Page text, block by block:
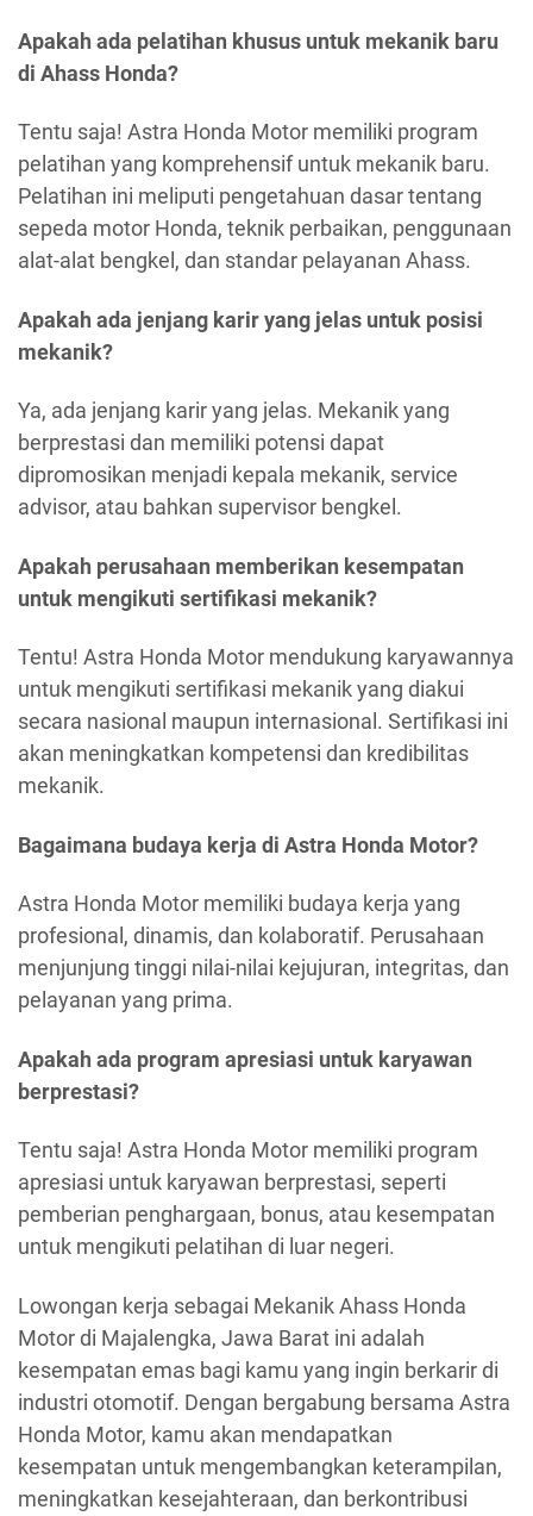
Apakah ada pelatihan khusus untuk mekanik baru
di Ahass Honda?
Tentu saja! Astra Honda Motor memiliki program
pelatihan yang komprehensif untuk mekanik baru.
Pelatihan ini meliputi pengetahuan dasar tentang
sepeda motor Honda, teknik perbaikan, penggunaan
alat-alat bengkel, dan standar pelayanan Ahass.
Apakah ada jenjang karir yang jelas untuk posisi
mekanik?
Ya, ada jenjang karir yang jelas. Mekanik yang
berprestasi dan memiliki potensi dapat
dipromosikan menjadi kepala mekanik, service
advisor, atau bahkan supervisor bengkel.
Apakah perusahaan memberikan kesempatan
untuk mengikuti sertifikasi mekanik?
Tentu! Astra Honda Motor mendukung karyawannya
untuk mengikuti sertifikasi mekanik yang diakui
secara nasional maupun internasional. Sertifikasi ini
akan meningkatkan kompetensi dan kredibilitas
mekanik.
Bagaimana budaya kerja di Astra Honda Motor?
Astra Honda Motor memiliki budaya kerja yang
profesional, dinamis, dan kolaboratif. Perusahaan
menjunjung tinggi nilai-nilai kejujuran, integritas, dan
pelayanan yang prima.
Apakah ada program apresiasi untuk karyawan
berprestasi?
Tentu saja! Astra Honda Motor memiliki program
apresiasi untuk karyawan berprestasi, seperti
pemberian penghargaan, bonus, atau kesempatan
untuk mengikuti pelatihan di luar negeri.
Lowongan kerja sebagai Mekanik Ahass Honda
Motor di Majalengka, Jawa Barat ini adalah
kesempatan emas bagi kamu yang ingin berkarir di
industri otomotif. Dengan bergabung bersama Astra
Honda Motor, kamu akan mendapatkan
kesempatan untuk mengembangkan keterampilan,
meningkatkan kesejahteraan, dan berkontribusi